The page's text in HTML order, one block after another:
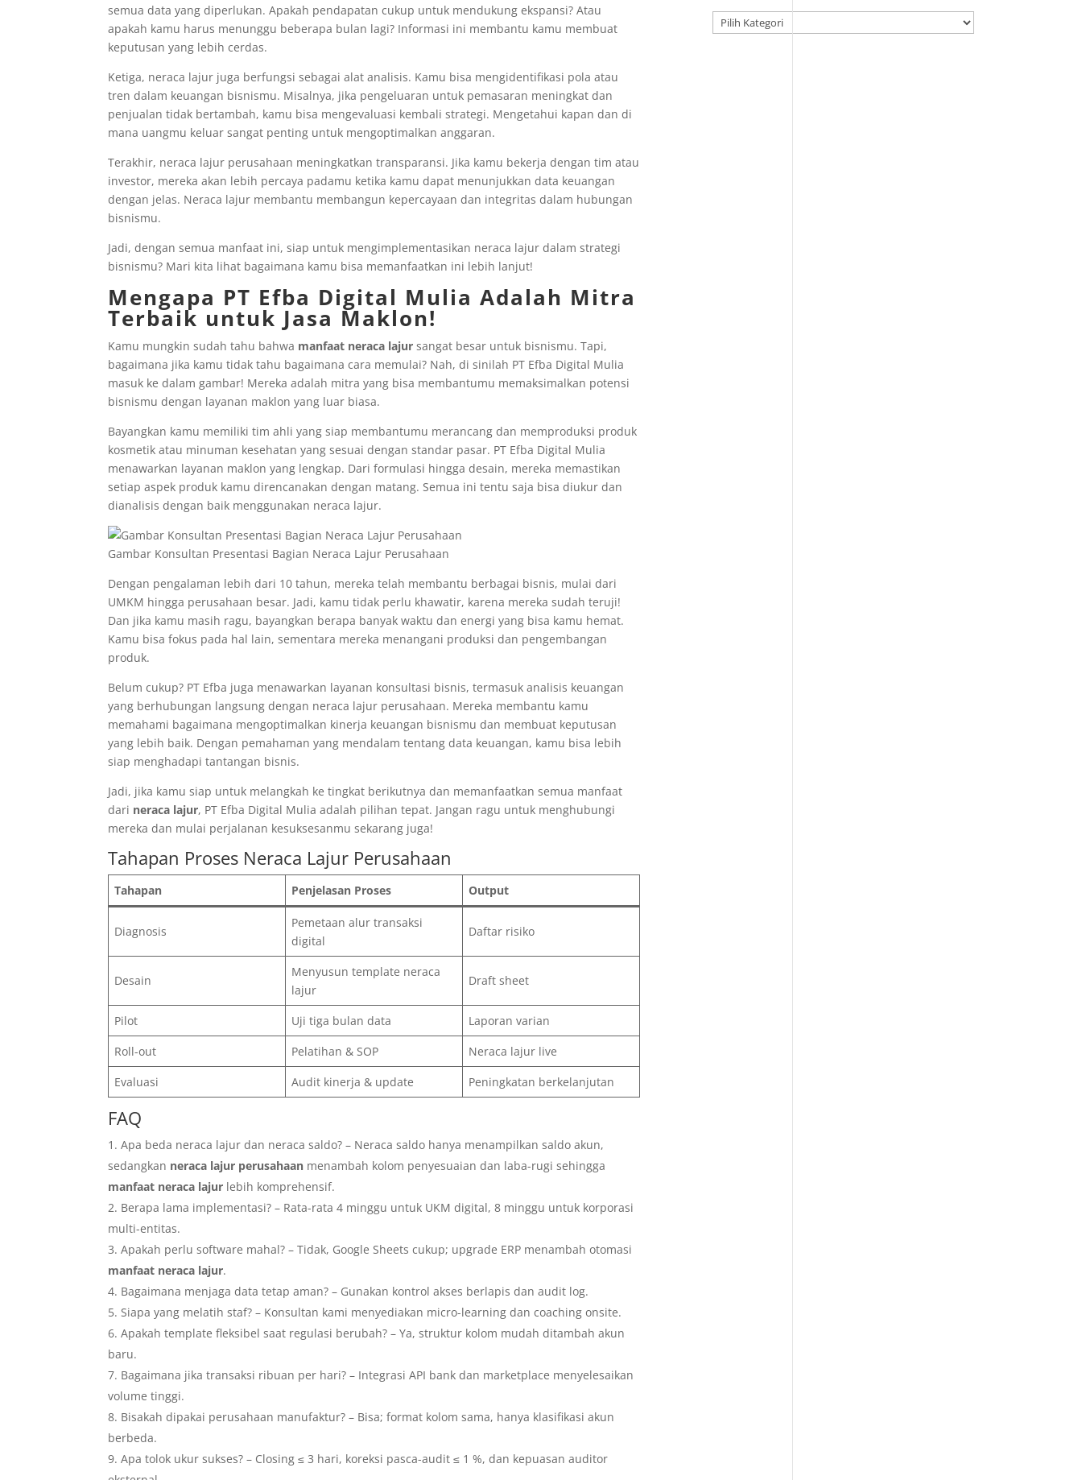
semua data yang diperlukan. Apakah pendapatan cukup untuk mendukung ekspansi? Atau
apakah kamu harus menunggu beberapa bulan lagi? Informasi ini membantu kamu membuat
keputusan yang lebih cerdas.
Ketiga, neraca lajur juga berfungsi sebagai alat analisis. Kamu bisa mengidentifikasi pola atau
tren dalam keuangan bisnismu. Misalnya, jika pengeluaran untuk pemasaran meningkat dan
penjualan tidak bertambah, kamu bisa mengevaluasi kembali strategi. Mengetahui kapan dan di
mana uangmu keluar sangat penting untuk mengoptimalkan anggaran.
Terakhir, neraca lajur perusahaan meningkatkan transparansi. Jika kamu bekerja dengan tim atau
investor, mereka akan lebih percaya padamu ketika kamu dapat menunjukkan data keuangan
dengan jelas. Neraca lajur membantu membangun kepercayaan dan integritas dalam hubungan
bisnismu.
Jadi, dengan semua manfaat ini, siap untuk mengimplementasikan neraca lajur dalam strategi
bisnismu? Mari kita lihat bagaimana kamu bisa memanfaatkan ini lebih lanjut!
Mengapa PT Efba Digital Mulia Adalah Mitra
Terbaik untuk Jasa Maklon!
Kamu mungkin sudah tahu bahwa manfaat neraca lajur sangat besar untuk bisnismu. Tapi,
bagaimana jika kamu tidak tahu bagaimana cara memulai? Nah, di sinilah PT Efba Digital Mulia
masuk ke dalam gambar! Mereka adalah mitra yang bisa membantumu memaksimalkan potensi
bisnismu dengan layanan maklon yang luar biasa.
Bayangkan kamu memiliki tim ahli yang siap membantumu merancang dan memproduksi produk
kosmetik atau minuman kesehatan yang sesuai dengan standar pasar. PT Efba Digital Mulia
menawarkan layanan maklon yang lengkap. Dari formulasi hingga desain, mereka memastikan
setiap aspek produk kamu direncanakan dengan matang. Semua ini tentu saja bisa diukur dan
dianalisis dengan baik menggunakan neraca lajur.
Gambar Konsultan Presentasi Bagian Neraca Lajur Perusahaan
Dengan pengalaman lebih dari 10 tahun, mereka telah membantu berbagai bisnis, mulai dari
UMKM hingga perusahaan besar. Jadi, kamu tidak perlu khawatir, karena mereka sudah teruji!
Dan jika kamu masih ragu, bayangkan berapa banyak waktu dan energi yang bisa kamu hemat.
Kamu bisa fokus pada hal lain, sementara mereka menangani produksi dan pengembangan
produk.
Belum cukup? PT Efba juga menawarkan layanan konsultasi bisnis, termasuk analisis keuangan
yang berhubungan langsung dengan neraca lajur perusahaan. Mereka membantu kamu
memahami bagaimana mengoptimalkan kinerja keuangan bisnismu dan membuat keputusan
yang lebih baik. Dengan pemahaman yang mendalam tentang data keuangan, kamu bisa lebih
siap menghadapi tantangan bisnis.
Jadi, jika kamu siap untuk melangkah ke tingkat berikutnya dan memanfaatkan semua manfaat
dari neraca lajur, PT Efba Digital Mulia adalah pilihan tepat. Jangan ragu untuk menghubungi
mereka dan mulai perjalanan kesuksesanmu sekarang juga!
Tahapan Proses Neraca Lajur Perusahaan
Tahapan Penjelasan Proses Output
Diagnosis
Pemetaan alur transaksi
digital
Daftar risiko
Desain
Menyusun template neraca
lajur
Draft sheet
Pilot Uji tiga bulan data
Laporan varian
Roll-out
Pelatihan & SOP
Neraca lajur live
Evaluasi
Audit kinerja & update Peningkatan berkelanjutan
FAQ
Apa beda neraca lajur dan neraca saldo? – Neraca saldo hanya menampilkan saldo akun,
sedangkan neraca lajur perusahaan menambah kolom penyesuaian dan laba-rugi sehingga
manfaat neraca lajur lebih komprehensif.
Berapa lama implementasi? – Rata-rata 4 minggu untuk UKM digital, 8 minggu untuk korporasi
multi-entitas.
Apakah perlu software mahal? – Tidak, Google Sheets cukup; upgrade ERP menambah otomasi
manfaat neraca lajur.
Bagaimana menjaga data tetap aman? – Gunakan kontrol akses berlapis dan audit log.
Siapa yang melatih staf? – Konsultan kami menyediakan micro-learning dan coaching onsite.
Apakah template fleksibel saat regulasi berubah? – Ya, struktur kolom mudah ditambah akun
baru.
Bagaimana jika transaksi ribuan per hari? – Integrasi API bank dan marketplace menyelesaikan
volume tinggi.
Bisakah dipakai perusahaan manufaktur? – Bisa; format kolom sama, hanya klasifikasi akun
berbeda.
Apa tolok ukur sukses? – Closing ≤ 3 hari, koreksi pasca-audit ≤ 1 %, dan kepuasan auditor
Kategori